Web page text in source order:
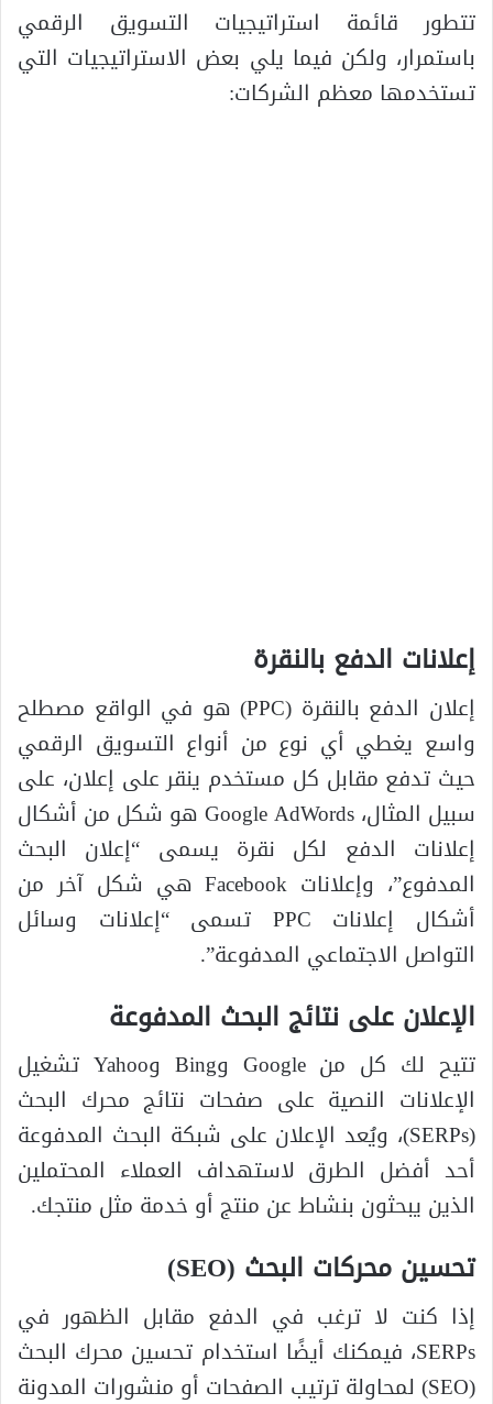
تتطور قائمة استراتيجيات التسويق الرقمي
باستمرار، ولكن فيما يلي بعض الاستراتيجيات التي
تستخدمها معظم الشركات:
إعلانات الدفع بالنقرة
إعلان الدفع بالنقرة (PPC) هو في الواقع مصطلح
واسع يغطي أي نوع من أنواع التسويق الرقمي
حيث تدفع مقابل كل مستخدم ينقر على إعلان، على
سبيل المثال، Google AdWords هو شكل من أشكال
إعلانات الدفع لكل نقرة يسمى “إعلان البحث
المدفوع”، وإعلانات Facebook هي شكل آخر من
أشكال إعلانات PPC تسمى “إعلانات وسائل
التواصل الاجتماعي المدفوعة”.
الإعلان على نتائج البحث المدفوعة
تتيح لك كل من Google وBing وYahoo تشغيل
الإعلانات النصية على صفحات نتائج محرك البحث
(SERPs)، ويُعد الإعلان على شبكة البحث المدفوعة
أحد أفضل الطرق لاستهداف العملاء المحتملين
الذين يبحثون بنشاط عن منتج أو خدمة مثل منتجك.
تحسين محركات البحث (SEO)
إذا كنت لا ترغب في الدفع مقابل الظهور في
SERPs، فيمكنك أيضًا استخدام تحسين محرك البحث
(SEO) لمحاولة ترتيب الصفحات أو منشورات المدونة